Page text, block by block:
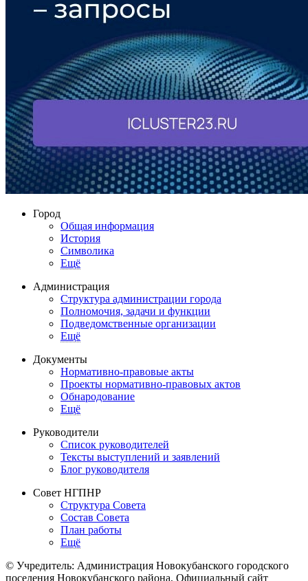
Город
Общая информация
История
Символика
Ещё
Администрация
Структура администрации города
Полномочия, задачи и функции
Подведомственные организации
Ещё
Документы
Нормативно-правовые акты
Проекты нормативно-правовых актов
Обнародование
Ещё
Руководители
Список руководителей
Тексты выступлений и заявлений
Блог руководителя
Совет НГПНР
Структура Совета
Состав Совета
План работы
Ещё
© Учредитель: Администрация Новокубанского городского
поселения Новокубанского района, Официальный сайт